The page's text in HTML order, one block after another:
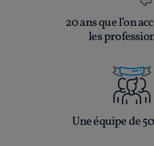
20 ans que l’on
les
Une équipe de